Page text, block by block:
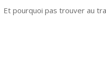
Et pourquoi pas trouver au